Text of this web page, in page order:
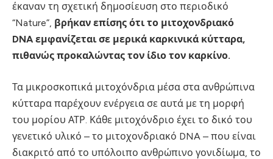
έκαναν τη σχετική δημοσίευση στο περιοδικό
“Nature”, βρήκαν επίσης ότι το μιτοχονδριακό
DNA εμφανίζεται σε μερικά καρκινικά κύτταρα,
πιθανώς προκαλώντας τον ίδιο τον καρκίνο.
Τα μικροσκοπικά μιτοχόνδρια μέσα στα ανθρώπινα
κύτταρα παρέχουν ενέργεια σε αυτά με τη μορφή
του μορίου ΑΤΡ. Κάθε μιτοχόνδριο έχει το δικό του
γενετικό υλικό – το μιτοχονδριακό DNA – που είναι
διακριτό από το υπόλοιπο ανθρώπινο γονιδίωμα, το